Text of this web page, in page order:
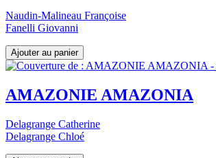
Naudin-Malineau Françoise
Fanelli Giovanni
AMAZONIE AMAZONIA
Delagrange Catherine
Delagrange Chloé